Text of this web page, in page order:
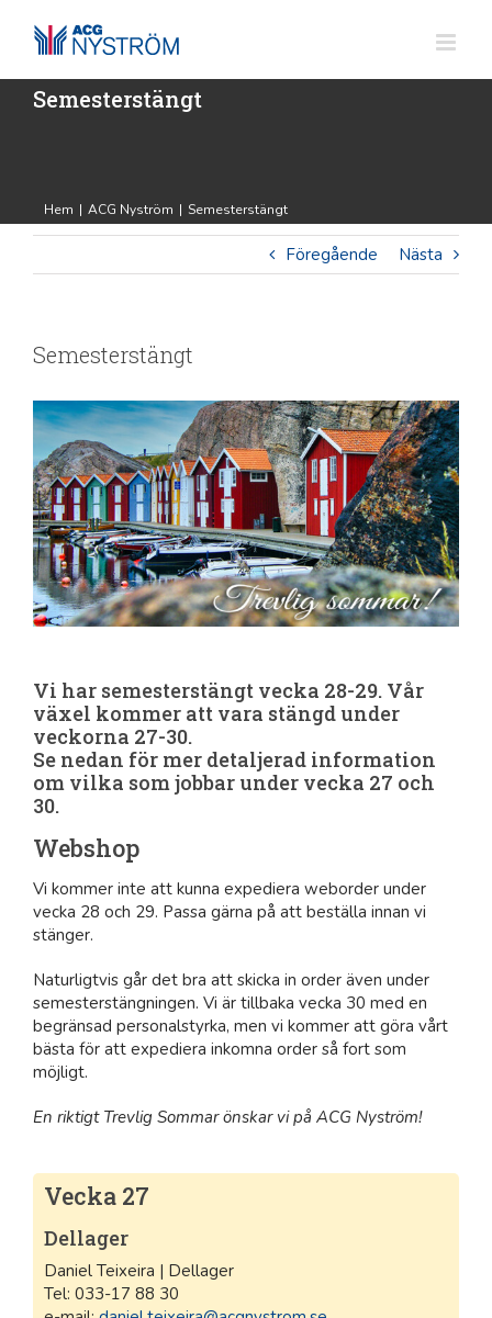
innehållet
Semesterstängt
Hem | ACG Nyström | Semesterstängt
Föregående Nästa
Semesterstängt
Visa
större
bild
Vi har semesterstängt vecka 28-29. Vår
växel kommer att vara stängd under
veckorna 27-30.
Se nedan för mer detaljerad information
om vilka som jobbar under vecka 27 och
30.
Webshop
Vi kommer inte att kunna expediera weborder under
vecka 28 och 29. Passa gärna på att beställa innan vi
stänger.
Naturligtvis går det bra att skicka in order även under
semesterstängningen. Vi är tillbaka vecka 30 med en
begränsad personalstyrka, men vi kommer att göra vårt
bästa för att expediera inkomna order så fort som
möjligt.
En riktigt Trevlig Sommar önskar vi på ACG Nyström!
Vecka 27
Dellager
Daniel Teixeira | Dellager
Tel: 033-17 88 30